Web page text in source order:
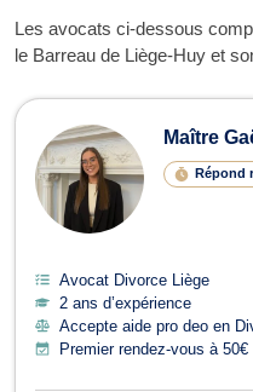
Les avocats ci-dessous
le Barreau de Liège-Huy et
Avocats en
Maître
Répond
Avocat Divorce Liège
2 ans d’expérience
Accepte aide pro deo en
Premier rendez-vous à